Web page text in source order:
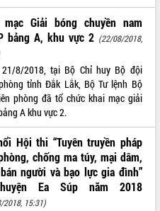
mạc Giải bóng chuyền nam
bảng A, khu vực 2 (22/08/2018,
21/8/2018, tại Bộ Chỉ huy Bộ đội
tỉnh Đắk Lắk, Bộ Tư lệnh Bộ
phòng đã tổ chức khai mạc giải
A khu vực 2.
Hội thi “Tuyên truyền pháp
chống ma túy, mại dâm,
người và bạo lực gia đình”
Ea Súp năm 2018
2018, 15:31)